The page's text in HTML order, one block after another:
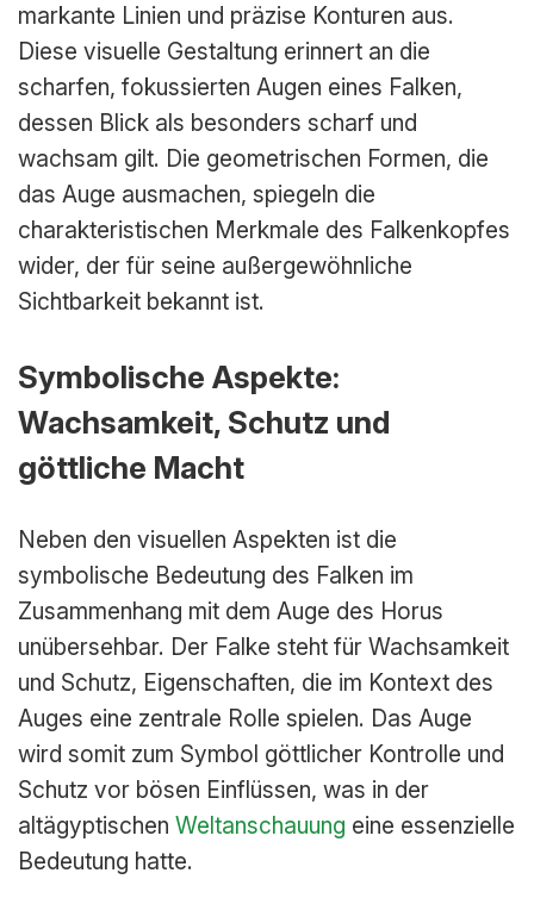
markante Linien und präzise Konturen aus.
Diese visuelle Gestaltung erinnert an die
scharfen, fokussierten Augen eines Falken,
dessen Blick als besonders scharf und
wachsam gilt. Die geometrischen Formen, die
das Auge ausmachen, spiegeln die
charakteristischen Merkmale des Falkenkopfes
wider, der für seine außergewöhnliche
Sichtbarkeit bekannt ist.
Symbolische Aspekte:
Wachsamkeit, Schutz und
göttliche Macht
Neben den visuellen Aspekten ist die
symbolische Bedeutung des Falken im
Zusammenhang mit dem Auge des Horus
unübersehbar. Der Falke steht für Wachsamkeit
und Schutz, Eigenschaften, die im Kontext des
Auges eine zentrale Rolle spielen. Das Auge
wird somit zum Symbol göttlicher Kontrolle und
Schutz vor bösen Einflüssen, was in der
altägyptischen Weltanschauung eine essenzielle
Bedeutung hatte.